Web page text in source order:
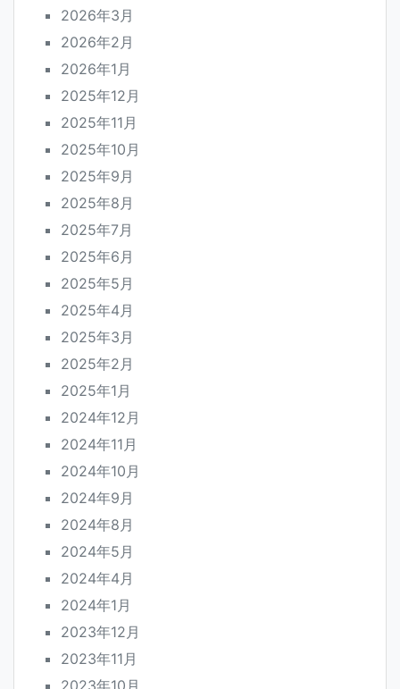
2026年3月
2026年2月
2026年1月
2025年12月
2025年11月
2025年10月
2025年9月
2025年8月
2025年7月
2025年6月
2025年5月
2025年4月
2025年3月
2025年2月
2025年1月
2024年12月
2024年11月
2024年10月
2024年9月
2024年8月
2024年5月
2024年4月
2024年1月
2023年12月
2023年11月
2023年10月